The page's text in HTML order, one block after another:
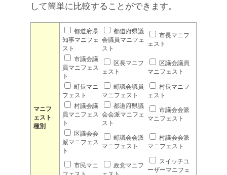
して簡単に比較することができます。
マニフ
ェスト
種別
都道府県
知事マニフェ
スト
都道府県議
会議員マニフェ
スト
市長マニフ
ェスト
市議会議
員マニフェス
ト
区長マニフ
ェスト
区議会議員
マニフェスト
町長マニ
フェスト
町議会議員
マニフェスト
村長マニフ
ェスト
村議会議
員マニフェス
ト
都道府県議
会会派マニフェ
スト
市議会会派
マニフェスト
区議会会
派マニフェス
ト
町議会会派
マニフェスト
村議会会派
マニフェスト
市民マニ
政党マニフ
スイッチユ
ーザーマニフェ